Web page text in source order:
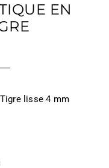
EN
lisse 4 mm